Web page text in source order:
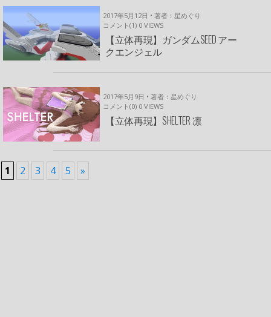
2017年5月12日 • 著者：星めぐり
コメント(1) 0 VIEWS
【立体再現】ガンダムSEED アー
クエンジェル
2017年5月9日 • 著者：星めぐり
コメント(0) 0 VIEWS
【立体再現】SHELTER 凛
1 2 3 4 5 »